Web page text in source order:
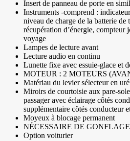
Insert de panneau de porte en
Instruments -comprend :
niveau de charge de la batterie
récupération d’énergie, compteur
voyage
Lampes de lecture avant
Lecture audio en continu
Lunette fixe avec essuie-glace et
MOTEUR : 2 MOTEURS
Matériau du levier sélecteur en
Miroirs de courtoisie aux pare-
passager avec éclairage côtés
supplémentaire côtés conducteur
Moyeux à blocage permanent
NÉCESSAIRE DE
Option voiturier